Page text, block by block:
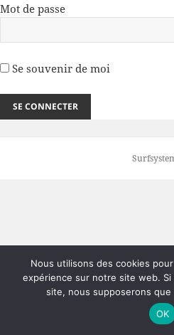
Mot de passe
Se souvenir de moi
Nous utilisons des cookies
expérience sur notre site web.
site, nous supposerons
OK